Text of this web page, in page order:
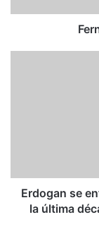
de
última
Erdogan se
la última